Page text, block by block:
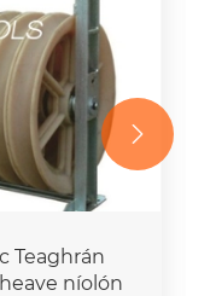
Teaghrán
níolón
